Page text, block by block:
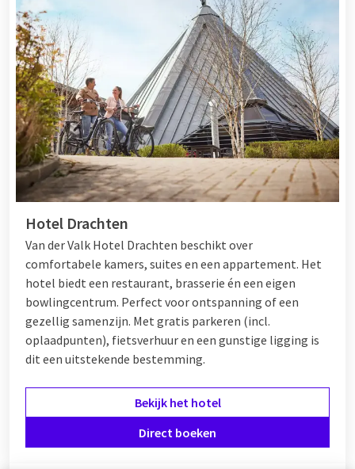
Hotel Drachten
Van der Valk Hotel Drachten beschikt over
comfortabele kamers, suites en een appartement. Het
hotel biedt een restaurant, brasserie én een eigen
bowlingcentrum. Perfect voor ontspanning of een
gezellig samenzijn. Met gratis parkeren (incl.
oplaadpunten), fietsverhuur en een gunstige ligging is
dit een uitstekende bestemming.
Bekijk het hotel
Direct boeken